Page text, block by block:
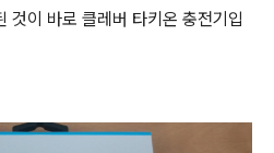
것이 바로 클레버 타키온 충전기입